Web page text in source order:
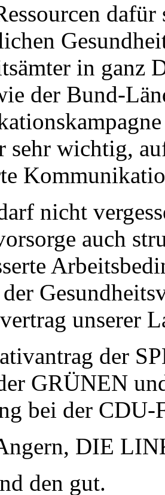
in ganz
der Bund-
sehr wichtig,
nicht
auch
unserer
der
GRÜNEN
bei der
DIE
den gut.